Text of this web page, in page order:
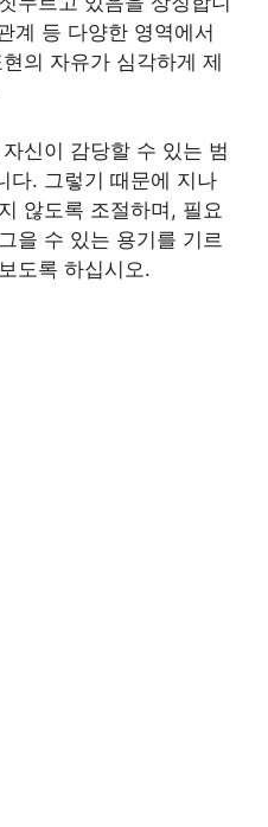
계 등 다양한 영역에서
의 자유가 심각하게 제
신이 감당할 수 있는 범
다. 그렇기 때문에 지나
않도록 조절하며, 필요
을 수 있는 용기를 기르
도록 하십시오.